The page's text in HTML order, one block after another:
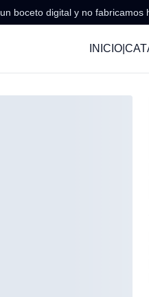
boceto digital y no
INICIO|